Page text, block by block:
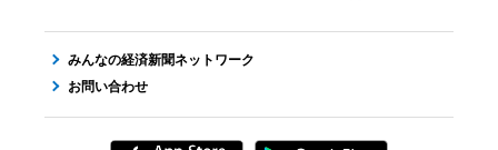
みんなの経済新聞ネットワーク
お問い合わせ